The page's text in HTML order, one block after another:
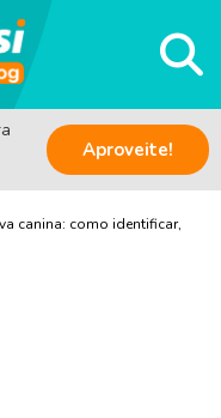
Aproveite!
canina: como identificar,